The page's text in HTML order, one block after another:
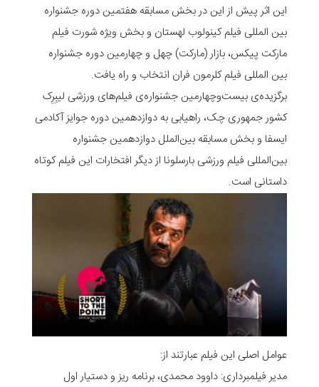
این اثر پیش از این در بخش مسابقه هفتمین دوره جشنواره
بین المللی فیلم کینولوب لهستان و بخش ویژه شورت فیلم
مارکت پیکس، بازار (مارکت) چهل و چهارمین دوره جشنواره
بین المللی فیلم کلرمون فران انتخاب و راه یافت.
برگزیده‌ی بیست‌و‌چهارمین جشنواره‌ی فیلم‌های ورزشی لیبِرِک
کشور جمهوری چک، راهیابی به دوازدهمین دوره جوایز آکادمی
ایسفا و بخش مسابقه بین‌الملل دوازدهمین جشنواره
بین‌المللی فیلم ورزشی بارسلونا از دیگر افتخارات این فیلم کوتاه
داستانی است.
عوامل اصلی این فیلم عبارتند از:
مدیر فیلمبرداری: داوود محمدی، برنامه ریز و دستیار اول